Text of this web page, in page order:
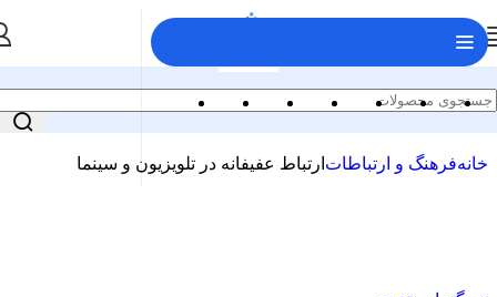
خانهفرهنگ و ارتباطات ارتباط عفیفانه در تلویزیون و سینما